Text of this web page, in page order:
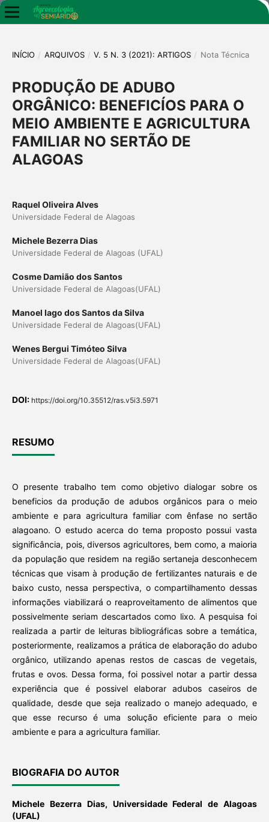
INÍCIO / ARQUIVOS / V. 5 N. 3 (2021): ARTIGOS / Nota Técnica
PRODUÇÃO DE ADUBO
ORGÂNICO: BENEFICÍOS PARA O
MEIO AMBIENTE E AGRICULTURA
FAMILIAR NO SERTÃO DE
ALAGOAS
Raquel Oliveira Alves
Universidade Federal de Alagoas
Michele Bezerra Dias
Universidade Federal de Alagoas (UFAL)
Cosme Damião dos Santos
Universidade Federal de Alagoas(UFAL)
Manoel Iago dos Santos da Silva
Universidade Federal de Alagoas(UFAL)
Wenes Bergui Timóteo Silva
Universidade Federal de Alagoas(UFAL)
DOI: https://doi.org/10.35512/ras.v5i3.5971
RESUMO
O presente trabalho tem como objetivo dialogar sobre os
beneficios da produção de adubos orgânicos para o meio
ambiente e para agricultura familiar com ênfase no sertão
alagoano. O estudo acerca do tema proposto possui vasta
significância, pois, diversos agricultores, bem como, a maioria
da população que residem na região sertaneja desconhecem
técnicas que visam à produção de fertilizantes naturais e de
baixo custo, nessa perspectiva, o compartilhamento dessas
informações viabilizará o reaproveitamento de alimentos que
possivelmente seriam descartados como lixo. A pesquisa foi
realizada a partir de leituras bibliográficas sobre a temática,
posteriormente, realizamos a prática de elaboração do adubo
orgânico, utilizando apenas restos de cascas de vegetais,
frutas e ovos. Dessa forma, foi possivel notar a partir dessa
experiência que é possivel elaborar adubos caseiros de
qualidade, desde que seja realizado o manejo adequado, e
que esse recurso é uma solução eficiente para o meio
ambiente e para a agricultura familiar.
BIOGRAFIA DO AUTOR
Michele Bezerra Dias, Universidade Federal de Alagoas
(UFAL)